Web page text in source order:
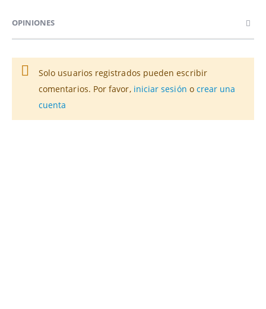
OPINIONES
Solo usuarios registrados pueden escribir
comentarios. Por favor, iniciar sesión o crear una
cuenta